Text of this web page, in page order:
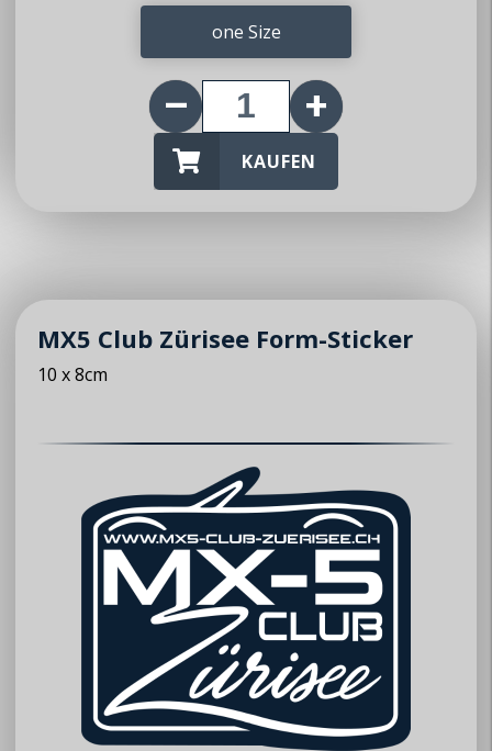
one Size
KAUFEN
MX5 Club Zürisee Form-Sticker
10 x 8cm
Mazda Club Schweiz
Mitglied werden
Wer dem MX5 Club Zürisee beitreten
möchte, kann uns gerne kontaktieren.
Wir nehmen dann umgehend Kontakt auf
und geben gerne weitere Auskünfte.
© 2026 MX5 Club Zürisee